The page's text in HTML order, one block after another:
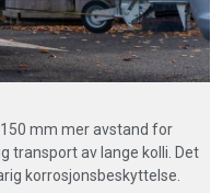
mm mer avstand for
transport av lange kolli. Det
korrosjonsbeskyttelse.